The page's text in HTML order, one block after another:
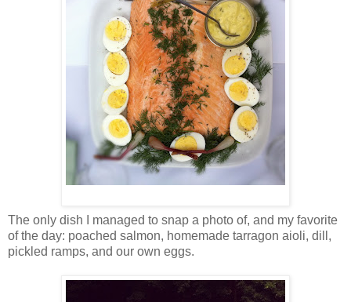
The only dish I managed to snap a photo of, and my favorite
of the day: poached salmon, homemade tarragon aioli, dill,
pickled ramps, and our own eggs.